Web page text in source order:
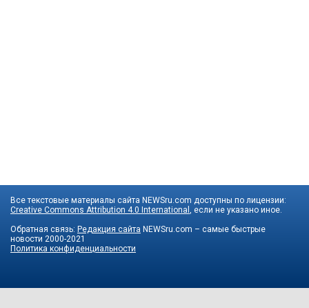
Все текстовые материалы сайта NEWSru.com доступны по лицензии:
Creative Commons Attribution 4.0 International , если не указано иное.
Обратная связь: Редакция сайта NEWSru.com – самые быстрые
новости 2000-2021
Политика конфиденциальности